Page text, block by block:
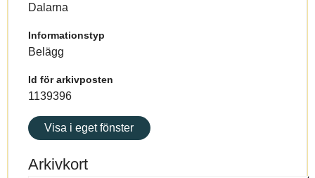
Dalarna
Informationstyp
Belägg
Id för arkivposten
1139396
Visa i eget fönster
Arkivkort